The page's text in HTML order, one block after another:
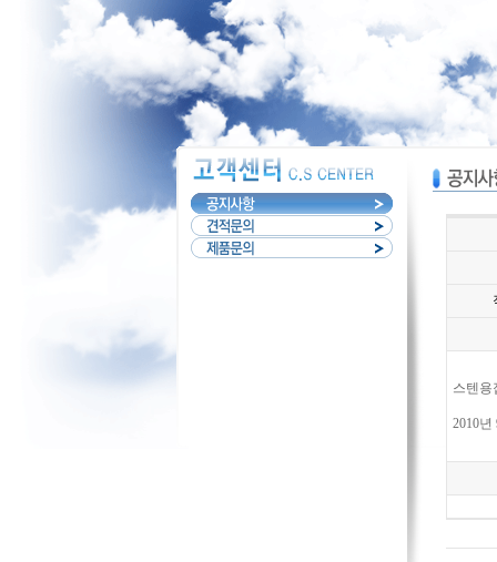
스텐용
2010